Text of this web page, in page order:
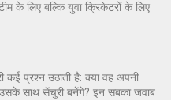
के लिए बल्कि युवा क्रिकेटरों के लिए
कई प्रश्न उठाती है: क्या वह अपनी
साथ सेंचुरी बनेंगे? इन सबका जवाब